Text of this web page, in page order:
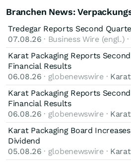
Branchen News:
Tredegar Reports Second
07.08.26 · Business Wire (engl.) ·
Karat Packaging Reports
Financial Results
06.08.26 · globenewswire ·
Karat Packaging Reports
Financial Results
06.08.26 · globenewswire ·
Karat Packaging Board
Dividend
05.08.26 · globenewswire ·